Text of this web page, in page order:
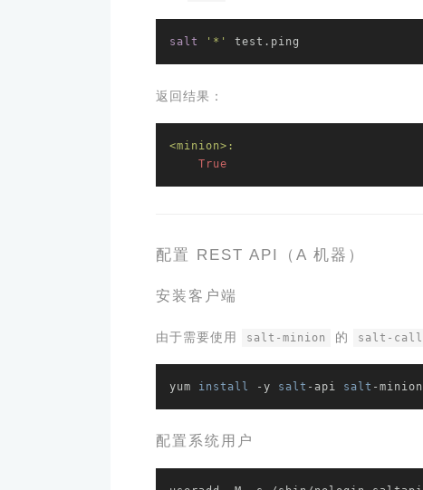
salt '*' test.ping
返回结果：
<minion>:
True
配置 REST API（A 机器）
安装客户端
由于需要使用 salt-minion 的 salt-call
yum install -y salt -api salt -minion
配置系统用户